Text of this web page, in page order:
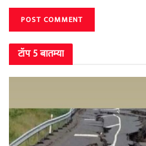
टॉप 5 बातम्या